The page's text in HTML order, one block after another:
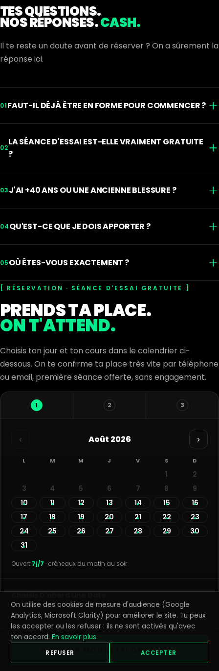
TES QUESTIONS.
NOS RÉPONSES.CASH.
Il te reste un doute avant de réserver ? On a sûrement la
réponse ici.
01FAUT-IL DÉJÀ ÊTRE EN FORME POUR COMMENCER ?
commencé de zéro. Chaque mouvement et chaque
02
LA SÉANCE D'ESSAI EST-ELLE VRAIMENT GRATUITE
?
testes une vraie séance encadrée, et tu décides
03J'AI +40 ANS OU UNE ANCIENNE BLESSURE ?
mouvements à ta condition physique et à ton
04QU'EST-CE QUE JE DOIS APPORTER ?
serviette. C'est tout. Le reste du matériel est fourni,
05OÙ ÊTES-VOUS EXACTEMENT ?
14 Avenue d'Alsace-Lorraine, 95310 Saint-Ouen-
Pontoise. Parking gratuit devant la salle et accès
facile depuis tout le Val-d'Oise.
RÉSERVATION · SÉANCE D'ESSAI GRATUITE
PRENDS TA PLACE.
ON T'ATTEND.
Choisis ton jour et ton cours dans le calendrier ci-
dessous. On te confirme ta place très vite par téléphone
ou email, première séance offerte, sans engagement.
1 2 3
‹ Août 2026 ›
L M M J V S D
1
2
3
4 5 6 7 8
9
10
11 12 13 14 15
16
17
18 19 20 21 22
23
24
25 26 27 28 29
30
31
Ouvert 7j/7 · créneaux du matin au soir
Les cours disponibles s'afficheront ici.
RÉSERVER MON ESSAI GRATUIT →
On utilise des cookies de mesure d'audience (Google
Analytics, Microsoft Clarity) pour améliorer le site. Tu peux
les accepter ou les refuser : ils ne sont activés qu'avec
ton accord.En savoir plus.
REFUSER ACCEPTER